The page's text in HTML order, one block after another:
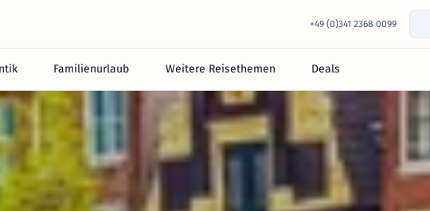
+49 (0)341 2368 0099
Familienurlaub Weitere Reisethemen Deals